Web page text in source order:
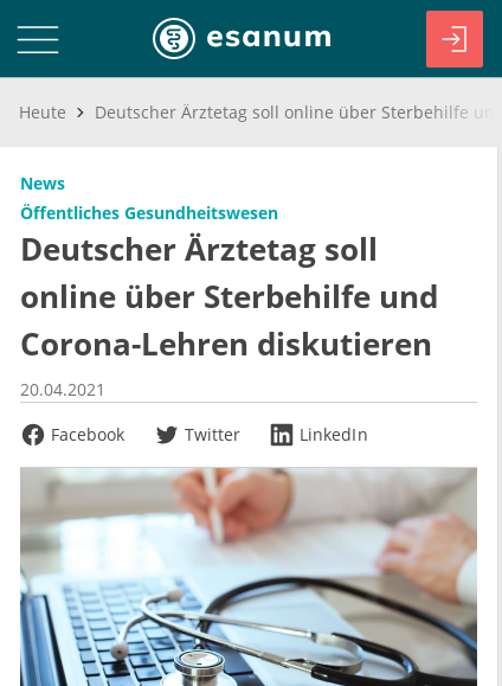
Heute
News
Öffentliches Gesundheitswesen
Deutscher Ärztetag soll
online über Sterbehilfe und
Corona-Lehren diskutieren
20.04.2021
Facebook
Twitter LinkedIn